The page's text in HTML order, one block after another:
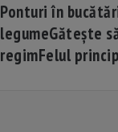
Ponturi în
legumeGătește
regimFelul